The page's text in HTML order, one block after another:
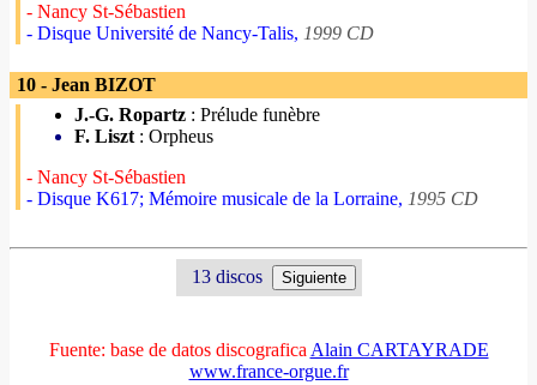
- Nancy St-Sébastien
- Disque Université de Nancy-Talis, 1999 CD
10 - Jean BIZOT
J.-G. Ropartz : Prélude funèbre
F. Liszt : Orpheus
- Nancy St-Sébastien
- Disque K617; Mémoire musicale de la Lorraine, 1995 CD
13 discos
Fuente: base de datos discografica Alain CARTAYRADE
www.france-orgue.fr